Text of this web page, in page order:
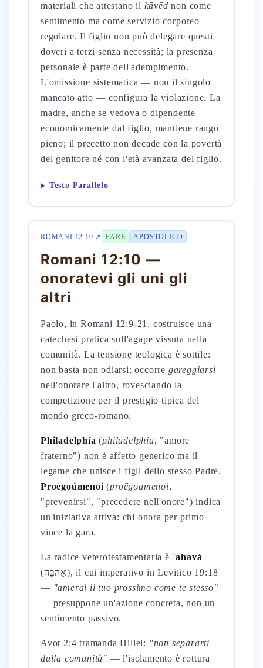
materiali che attestano il kāvēd non come
sentimento ma come servizio corporeo
regolare. Il figlio non può delegare questi
doveri a terzi senza necessità; la presenza
personale è parte dell'adempimento.
L'omissione sistematica — non il singolo
mancato atto — configura la violazione. La
madre, anche se vedova o dipendente
economicamente dal figlio, mantiene rango
pieno; il precetto non decade con la povertà
del genitore né con l'età avanzata del figlio.
Testo Parallelo
ROMANI 12 10 ↗ FARE APOSTOLICO
Romani 12:10 —
onoratevi gli uni gli
altri
Paolo, in Romani 12:9-21, costruisce una
catechesi pratica sull'agape vissuta nella
comunità. La tensione teologica è sottile:
non basta non odiarsi; occorre gareggiarsi
nell'onorare l'altro, rovesciando la
competizione per il prestigio tipica del
mondo greco-romano.
Philadelphía (philadelphia, "amore
fraterno") non è affetto generico ma il
legame che unisce i figli dello stesso Padre.
Proēgoúmenoi (proēgoumenoi,
"prevenirsi", "precedere nell'onore") indica
un'iniziativa attiva: chi onora per primo
vince la gara.
La radice veterotestamentaria è ʾahavá
(אַהֲבָה), il cui imperativo in Levitico 19:18
— "amerai il tuo prossimo come te stesso"
— presuppone un'azione concreta, non un
sentimento passivo.
Avot 2:4 tramanda Hillel: "non separarti
dalla comunità" — l'isolamento è rottura